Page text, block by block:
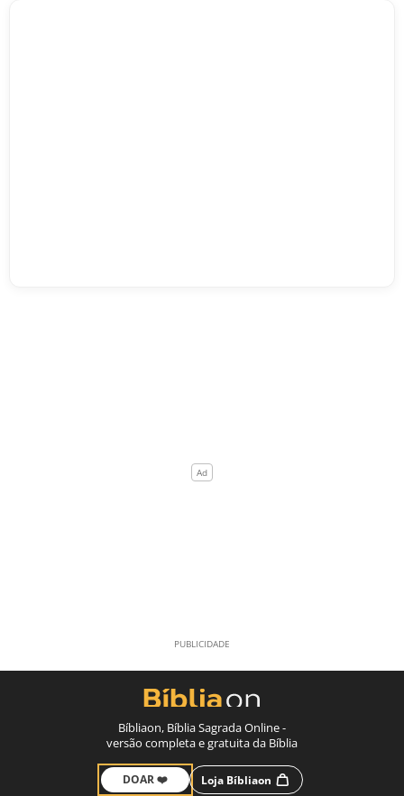
Bíbliaon, Bíblia Sagrada Online -
versão completa e gratuita da Bíblia
DOAR ❤️ Loja Bíbliaon